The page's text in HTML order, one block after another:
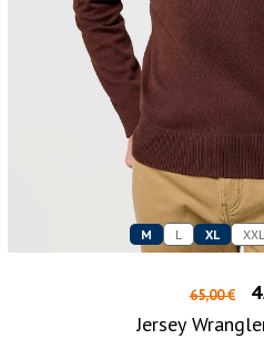
M L XL XXL
65,00 €
Jersey